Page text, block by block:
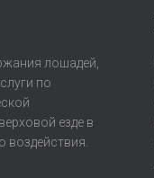
лошадей,
по
езде в